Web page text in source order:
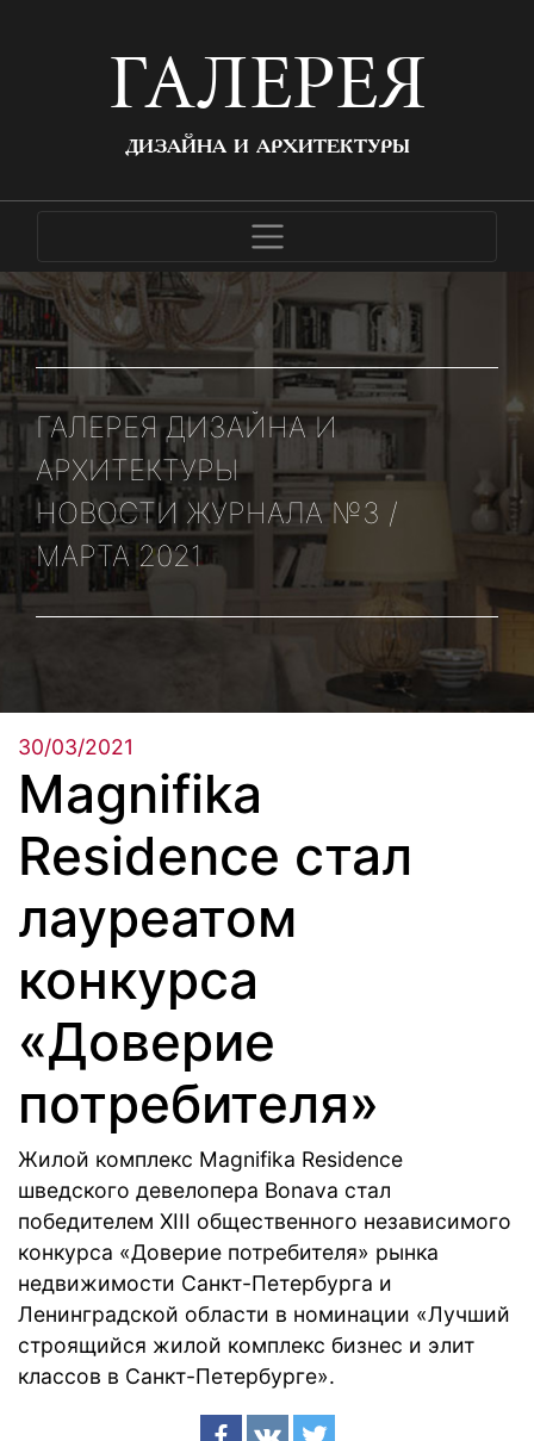
ГАЛЕРЕЯ
ДИЗАЙНА И АРХИТЕКТУРЫ
ГАЛЕРЕЯ ДИЗАЙНА И
АРХИТЕКТУРЫ
НОВОСТИ ЖУРНАЛА №3 /
МАРТА 2021
30/03/2021
Magnifika
Residence стал
лауреатом
конкурса
«Доверие
потребителя»
Жилой комплекс Magnifika Residence
шведского девелопера Bonava стал
победителем XIII общественного независимого
конкурса «Доверие потребителя» рынка
недвижимости Санкт-Петербурга и
Ленинградской области в номинации «Лучший
строящийся жилой комплекс бизнес и элит
классов в Санкт-Петербурге».